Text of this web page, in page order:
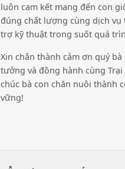
luôn cam kết mang đến con
đúng chất lượng cùng dịch vụ
trợ kỹ thuật trong suốt quá
Xin chân thành cảm ơn quý
tưởng và đồng hành cùng Trại
chúc bà con chăn nuôi thành
vững!